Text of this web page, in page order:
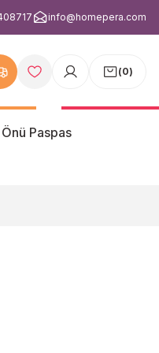
info@homepera.com
(0)
Önü Paspas